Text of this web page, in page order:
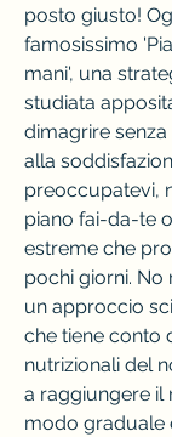
posto giusto!
famosissimo
mani', una
studiata
dimagrire
alla
preoccupatevi,
piano fai-da-te
estreme che
pochi giorni. No
un approccio
che tiene conto
nutrizionali del
a raggiungere il
modo graduale